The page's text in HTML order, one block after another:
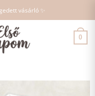
vásárló ✨
0